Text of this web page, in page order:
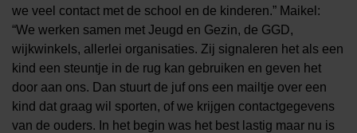
we veel contact met de school en de kinderen.” Maikel:
“We werken samen met Jeugd en Gezin, de GGD,
wijkwinkels, allerlei organisaties. Zij signaleren het als een
kind een steuntje in de rug kan gebruiken en geven het
door aan ons. Dan stuurt de juf ons een mailtje over een
kind dat graag wil sporten, of we krijgen contactgegevens
van de ouders. In het begin was het best lastig maar nu is